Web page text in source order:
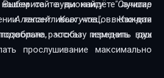
сайте вы найдёте лучшие
талантливых чтецов. Каждая
чтобы передать дух
прослушивание максимально
классика, фантастика и драма,
аудиокнигу"Санитар
Алексей Ковтунов", включите
рассказу изменить ваш